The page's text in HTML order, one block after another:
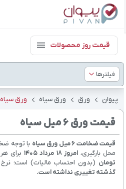
قیمت روز محصولات
فیلترها
پیوان ورق ورق سیاه ورق سیاه 6 میل
قیمت ورق 6 میل سیاه
قیمت ضخامت 6 میل ورق سیاه
با توجه
محل بارگیری،امروز ۱۸ مرداد ۱۴۰۵ برای هر
تومان(بدون احتساب مالیات) است؛ نرخ ورق 6
گذشته تغییری نداشته است.